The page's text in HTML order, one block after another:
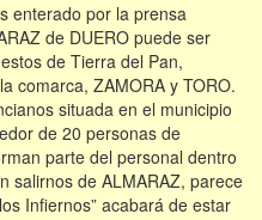
enterado por la prensa
de DUERO puede ser
de Tierra del Pan,
comarca, ZAMORA y TORO.
situada en el municipio
de 20 personas de
parte del personal dentro
salirnos de ALMARAZ, parece
Infiernos” acabará de estar